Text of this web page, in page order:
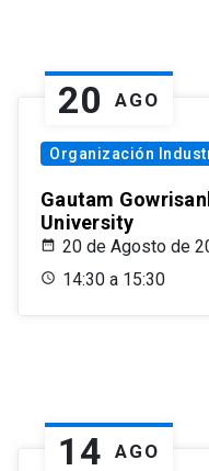
20 AGO
Organización
Gautam
University
20 de Agosto de
14:30 a 15:30
14 AGO